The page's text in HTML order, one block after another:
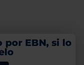
por EBN, si lo